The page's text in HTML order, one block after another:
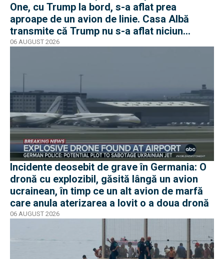
One, cu Trump la bord, s-a aflat prea
aproape de un avion de linie. Casa Albă
transmite că Trump nu s-a aflat niciun
moment în pericol
06 AUGUST 2026
Incidente deosebit de grave în Germania: O
dronă cu explozibil, găsită lângă un avion
ucrainean, în timp ce un alt avion de marfă
care anula aterizarea a lovit o a doua dronă
06 AUGUST 2026